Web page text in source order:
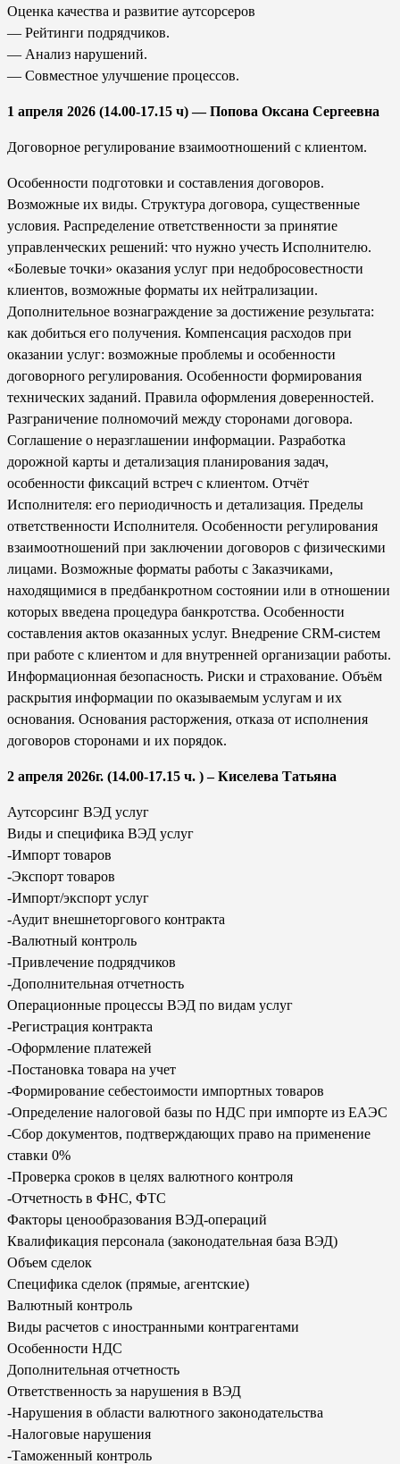
Оценка качества и развитие аутсорсеров
— Рейтинги подрядчиков.
— Анализ нарушений.
— Совместное улучшение процессов.
1 апреля 2026 (14.00-17.15 ч) — Попова Оксана Сергеевна
Договорное регулирование взаимоотношений с клиентом.
Особенности подготовки и составления договоров.
Возможные их виды. Структура договора, существенные
условия. Распределение ответственности за принятие
управленческих решений: что нужно учесть Исполнителю.
«Болевые точки» оказания услуг при недобросовестности
клиентов, возможные форматы их нейтрализации.
Дополнительное вознаграждение за достижение результата:
как добиться его получения. Компенсация расходов при
оказании услуг: возможные проблемы и особенности
договорного регулирования. Особенности формирования
технических заданий. Правила оформления доверенностей.
Разграничение полномочий между сторонами договора.
Соглашение о неразглашении информации. Разработка
дорожной карты и детализация планирования задач,
особенности фиксаций встреч с клиентом. Отчёт
Исполнителя: его периодичность и детализация. Пределы
ответственности Исполнителя. Особенности регулирования
взаимоотношений при заключении договоров с физическими
лицами. Возможные форматы работы с Заказчиками,
находящимися в предбанкротном состоянии или в отношении
которых введена процедура банкротства. Особенности
составления актов оказанных услуг. Внедрение CRM-систем
при работе с клиентом и для внутренней организации работы.
Информационная безопасность. Риски и страхование. Объём
раскрытия информации по оказываемым услугам и их
основания. Основания расторжения, отказа от исполнения
договоров сторонами и их порядок.
2 апреля 2026г. (14.00-17.15 ч. ) – Киселева Татьяна
Аутсорсинг ВЭД услуг
Виды и специфика ВЭД услуг
-Импорт товаров
-Экспорт товаров
-Импорт/экспорт услуг
-Аудит внешнеторгового контракта
-Валютный контроль
-Привлечение подрядчиков
-Дополнительная отчетность
Операционные процессы ВЭД по видам услуг
-Регистрация контракта
-Оформление платежей
-Постановка товара на учет
-Формирование себестоимости импортных товаров
-Определение налоговой базы по НДС при импорте из ЕАЭС
-Сбор документов, подтверждающих право на применение
ставки 0%
-Проверка сроков в целях валютного контроля
-Отчетность в ФНС, ФТС
Факторы ценообразования ВЭД-операций
Квалификация персонала (законодательная база ВЭД)
Объем сделок
Специфика сделок (прямые, агентские)
Валютный контроль
Виды расчетов с иностранными контрагентами
Особенности НДС
Дополнительная отчетность
Ответственность за нарушения в ВЭД
-Нарушения в области валютного законодательства
-Налоговые нарушения
-Таможенный контроль